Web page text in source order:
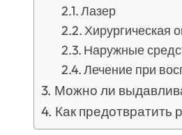
Лазер
Хирургическая
Наружные
Лечение при
Можно ли
Как предотвратить